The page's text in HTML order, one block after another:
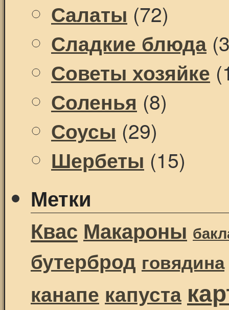
Салаты (72)
Сладкие блюда
Советы хозяйке
Соленья (8)
Соусы (29)
Шербеты (15)
Метки
Квас Макароны
бутерброд говядина
канапе капуста